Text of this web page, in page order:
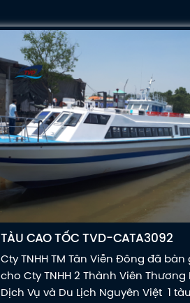
TÀU CAO TỐC TVD-CATA3092
Cty TNHH TM Tân Viễn Đông đã bàn
cho Cty TNHH 2 Thành Viên Thương
Dịch Vụ và Du Lịch Nguyên Việt 1